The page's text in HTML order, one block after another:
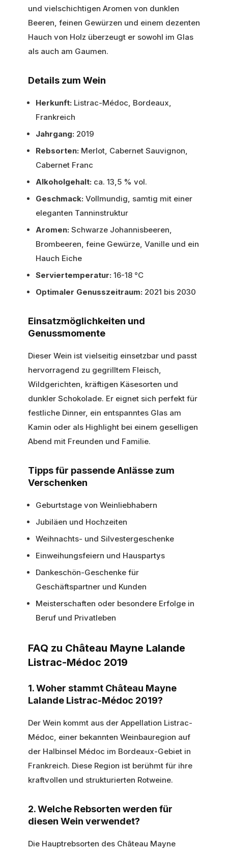
und vielschichtigen Aromen von dunklen
Beeren, feinen Gewürzen und einem dezenten
Hauch von Holz überzeugt er sowohl im Glas
als auch am Gaumen.
Details zum Wein
Herkunft: Listrac-Médoc, Bordeaux,
Frankreich
Jahrgang: 2019
Rebsorten: Merlot, Cabernet Sauvignon,
Cabernet Franc
Alkoholgehalt: ca. 13,5 % vol.
Geschmack: Vollmundig, samtig mit einer
eleganten Tanninstruktur
Aromen: Schwarze Johannisbeeren,
Brombeeren, feine Gewürze, Vanille und ein
Hauch Eiche
Serviertemperatur: 16-18 °C
Optimaler Genusszeitraum: 2021 bis 2030
Einsatzmöglichkeiten und
Genussmomente
Dieser Wein ist vielseitig einsetzbar und passt
hervorragend zu gegrilltem Fleisch,
Wildgerichten, kräftigen Käsesorten und
dunkler Schokolade. Er eignet sich perfekt für
festliche Dinner, ein entspanntes Glas am
Kamin oder als Highlight bei einem geselligen
Abend mit Freunden und Familie.
Tipps für passende Anlässe zum
Verschenken
Geburtstage von Weinliebhabern
Jubiläen und Hochzeiten
Weihnachts- und Silvestergeschenke
Einweihungsfeiern und Hauspartys
Dankeschön-Geschenke für
Geschäftspartner und Kunden
Meisterschaften oder besondere Erfolge in
Beruf und Privatleben
FAQ zu Château Mayne Lalande
Listrac-Médoc 2019
1. Woher stammt Château Mayne
Lalande Listrac-Médoc 2019?
Der Wein kommt aus der Appellation Listrac-
Médoc, einer bekannten Weinbauregion auf
der Halbinsel Médoc im Bordeaux-Gebiet in
Frankreich. Diese Region ist berühmt für ihre
kraftvollen und strukturierten Rotweine.
2. Welche Rebsorten werden für
diesen Wein verwendet?
Die Hauptrebsorten des Château Mayne